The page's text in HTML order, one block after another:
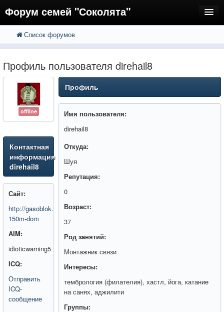
Форум семей "Соколята"
FAQ
Регистрация
Вход
Список форумов
Профиль пользователя direhail8
offline
Контактная
информация
direhail8
Сайт:
http://gasoblok.ru/projects/do-
150m-dom
AIM:
idioticwarning5
ICQ:
Отправить
ICQ-
сообщение
Профиль
Имя пользователя:
direhail8
Откуда:
Шуя
Репутация:
0
Возраст:
37
Род занятий:
Монтажник связи
Интересы:
тембрология (филателия), хастл, йога, катание
на санях, аджилити
Группы: